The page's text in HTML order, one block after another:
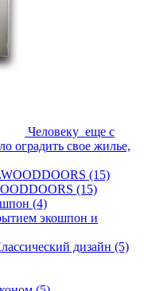
Человеку еще с
оградить свое жилье,
(15)
(4)
экошпон и
дизайн (5)